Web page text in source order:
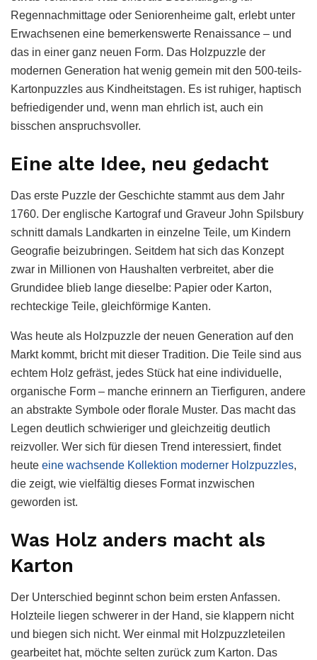
Regennachmittage oder Seniorenheime galt, erlebt unter
Erwachsenen eine bemerkenswerte Renaissance – und
das in einer ganz neuen Form. Das Holzpuzzle der
modernen Generation hat wenig gemein mit den 500-teils-
Kartonpuzzles aus Kindheitstagen. Es ist ruhiger, haptisch
befriedigender und, wenn man ehrlich ist, auch ein
bisschen anspruchsvoller.
Eine alte Idee, neu gedacht
Das erste Puzzle der Geschichte stammt aus dem Jahr
1760. Der englische Kartograf und Graveur John Spilsbury
schnitt damals Landkarten in einzelne Teile, um Kindern
Geografie beizubringen. Seitdem hat sich das Konzept
zwar in Millionen von Haushalten verbreitet, aber die
Grundidee blieb lange dieselbe: Papier oder Karton,
rechteckige Teile, gleichförmige Kanten.
Was heute als Holzpuzzle der neuen Generation auf den
Markt kommt, bricht mit dieser Tradition. Die Teile sind aus
echtem Holz gefräst, jedes Stück hat eine individuelle,
organische Form – manche erinnern an Tierfiguren, andere
an abstrakte Symbole oder florale Muster. Das macht das
Legen deutlich schwieriger und gleichzeitig deutlich
reizvoller. Wer sich für diesen Trend interessiert, findet
heute eine wachsende Kollektion moderner Holzpuzzles,
die zeigt, wie vielfältig dieses Format inzwischen
geworden ist.
Was Holz anders macht als
Karton
Der Unterschied beginnt schon beim ersten Anfassen.
Holzteile liegen schwerer in der Hand, sie klappern nicht
und biegen sich nicht. Wer einmal mit Holzpuzzleteilen
gearbeitet hat, möchte selten zurück zum Karton. Das